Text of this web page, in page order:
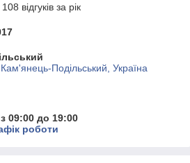
відгуків за рік
Подільський, Україна
09:00 до 19:00
роботи